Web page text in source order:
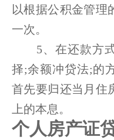
以根据公积金管理
一次。
5、在还款方式
择;余额冲贷法;的
首先要归还当月住
上的本息。
个人房产证